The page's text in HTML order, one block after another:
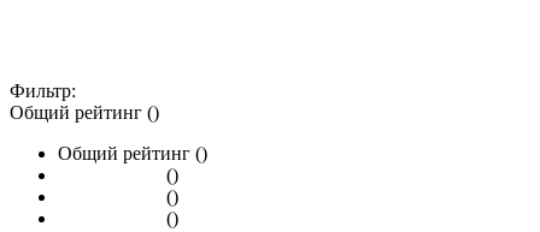
Фильтр:
Общий рейтинг ()
Общий рейтинг ()
()
()
()